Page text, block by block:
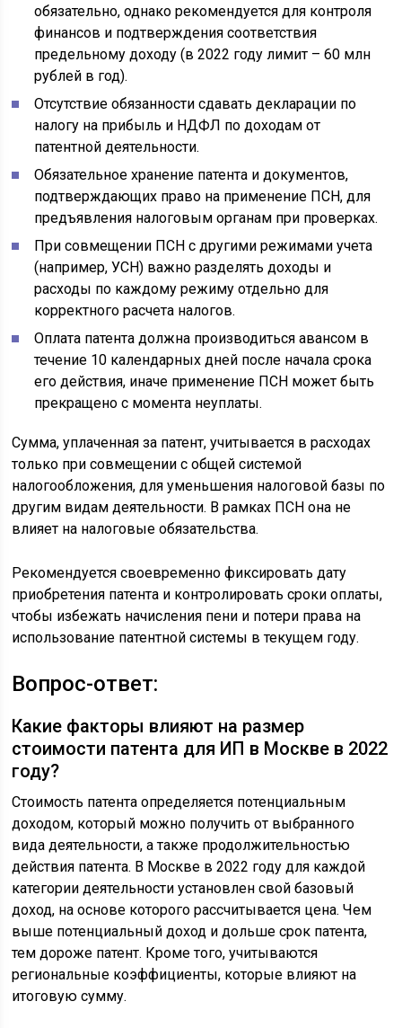
обязательно, однако рекомендуется для контроля
финансов и подтверждения соответствия
предельному доходу (в 2022 году лимит – 60 млн
рублей в год).
Отсутствие обязанности сдавать декларации по
налогу на прибыль и НДФЛ по доходам от
патентной деятельности.
Обязательное хранение патента и документов,
подтверждающих право на применение ПСН, для
предъявления налоговым органам при проверках.
При совмещении ПСН с другими режимами учета
(например, УСН) важно разделять доходы и
расходы по каждому режиму отдельно для
корректного расчета налогов.
Оплата патента должна производиться авансом в
течение 10 календарных дней после начала срока
его действия, иначе применение ПСН может быть
прекращено с момента неуплаты.
Сумма, уплаченная за патент, учитывается в расходах
только при совмещении с общей системой
налогообложения, для уменьшения налоговой базы по
другим видам деятельности. В рамках ПСН она не
влияет на налоговые обязательства.
Рекомендуется своевременно фиксировать дату
приобретения патента и контролировать сроки оплаты,
чтобы избежать начисления пени и потери права на
использование патентной системы в текущем году.
Вопрос-ответ:
Какие факторы влияют на размер
стоимости патента для ИП в Москве в 2022
году?
Стоимость патента определяется потенциальным
доходом, который можно получить от выбранного
вида деятельности, а также продолжительностью
действия патента. В Москве в 2022 году для каждой
категории деятельности установлен свой базовый
доход, на основе которого рассчитывается цена. Чем
выше потенциальный доход и дольше срок патента,
тем дороже патент. Кроме того, учитываются
региональные коэффициенты, которые влияют на
итоговую сумму.